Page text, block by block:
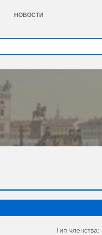
НОВОСТИ
Тип членства: